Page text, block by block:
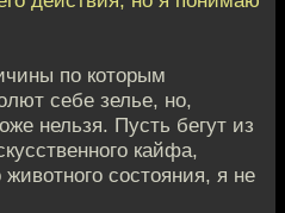
по которым
себе зелье, но,
нельзя. Пусть бегут из
кайфа,
состояния, я не